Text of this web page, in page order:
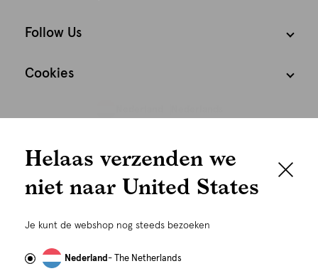
graag persoonlijk
gebruiken wij cookies en daarmee vergelijkbare
om advertenties te personaliseren...
Follow Us
Cookies
Helaas verzenden we
niet naar United States
Je kunt de webshop nog steeds bezoeken
Nederland- The Netherlands